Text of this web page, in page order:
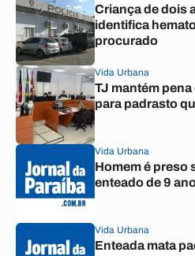
Criança de dois
identifica
procurado
Vida Urbana
TJ mantém
para padrasto
Vida Urbana
Homem é preso
enteado de 9
Vida Urbana
Enteada mata